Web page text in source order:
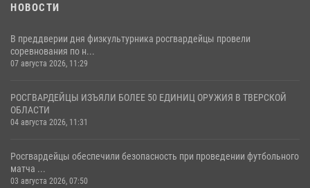
НОВОСТИ
В преддверии дня физкультурника росгвардейцы провели
соревнования по н...
07 августа 2026, 11:29
РОСГВАРДЕЙЦЫ ИЗЪЯЛИ БОЛЕЕ 50 ЕДИНИЦ ОРУЖИЯ В ТВЕРСКОЙ
ОБЛАСТИ
04 августа 2026, 11:31
Росгвардейцы обеспечили безопасность при проведении футбольного
матча ...
03 августа 2026, 07:50